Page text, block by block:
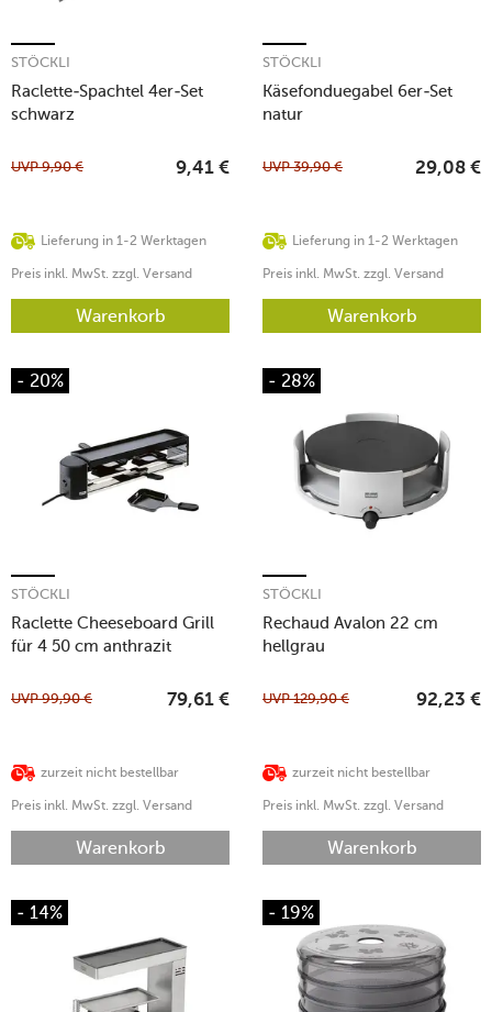
Raclette-Spachtel 4er-Set
schwarz
STÖCKLI
Lieferung in 1-2 Werktagen
UVP9,90 € 9,41 €
Preis inkl. MwSt. zzgl. Versand
Warenkorb
Käsefonduegabel 6er-Set
natur
STÖCKLI
Lieferung in 1-2 Werktagen
UVP39,90 € 29,08 €
Preis inkl. MwSt. zzgl. Versand
Warenkorb
- 20%
Raclette Cheeseboard Grill
für 4 50 cm anthrazit
STÖCKLI
zurzeit nicht bestellbar
UVP99,90 € 79,61 €
Preis inkl. MwSt. zzgl. Versand
Warenkorb
- 28%
Rechaud Avalon 22 cm
hellgrau
STÖCKLI
zurzeit nicht bestellbar
UVP129,90 € 92,23 €
Preis inkl. MwSt. zzgl. Versand
Warenkorb
- 14% - 19%